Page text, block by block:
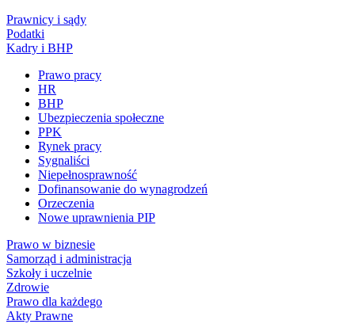
Prawnicy i sądy
Podatki
Kadry i BHP
Prawo pracy
HR
BHP
Ubezpieczenia społeczne
PPK
Rynek pracy
Sygnaliści
Niepełnosprawność
Dofinansowanie do wynagrodzeń
Orzeczenia
Nowe uprawnienia PIP
Prawo w biznesie
Samorząd i administracja
Szkoły i uczelnie
Zdrowie
Prawo dla każdego
Akty Prawne